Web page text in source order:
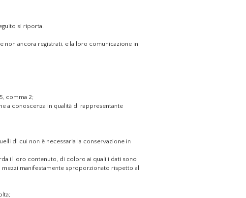
si riporta.
non ancora registrati, e la loro comunicazione in
comma 2;
a conoscenza in qualità di rappresentante
di cui non è necessaria la conservazione in
il loro contenuto, di coloro ai quali i dati sono
manifestamente sproporzionato rispetto al